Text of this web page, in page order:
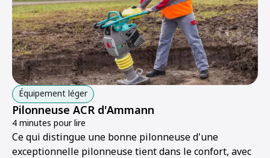
Équipement léger
Pilonneuse ACR d'Ammann
4 minutes pour lire
Ce qui distingue une bonne pilonneuse d'une
exceptionnelle pilonneuse tient dans le confort, avec